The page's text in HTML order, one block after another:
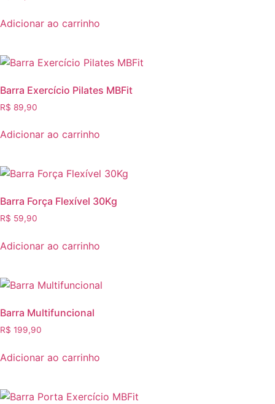
Adicionar ao carrinho
Barra Exercício Pilates MBFit
R$ 89,90
Adicionar ao carrinho
Barra Força Flexível 30Kg
R$ 59,90
Adicionar ao carrinho
Barra Multifuncional
R$ 199,90
Adicionar ao carrinho